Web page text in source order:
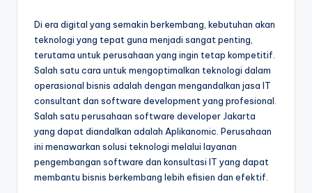
Di era digital yang semakin berkembang, kebutuhan akan
teknologi yang tepat guna menjadi sangat penting,
terutama untuk perusahaan yang ingin tetap kompetitif.
Salah satu cara untuk mengoptimalkan teknologi dalam
operasional bisnis adalah dengan mengandalkan jasa IT
consultant dan software development yang profesional.
Salah satu perusahaan software developer Jakarta
yang dapat diandalkan adalah Aplikanomic. Perusahaan
ini menawarkan solusi teknologi melalui layanan
pengembangan software dan konsultasi IT yang dapat
membantu bisnis berkembang lebih efisien dan efektif.